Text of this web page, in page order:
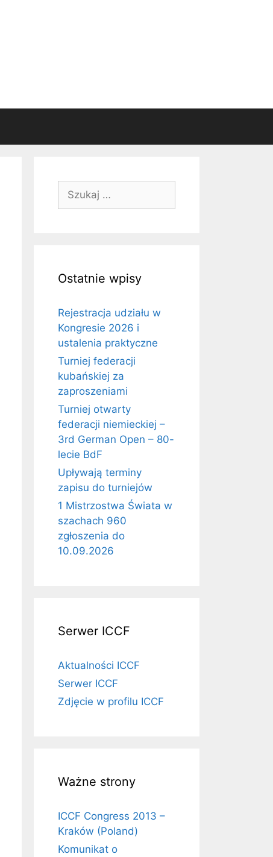
Ostatnie wpisy
Rejestracja udziału w
Kongresie 2026 i
ustalenia praktyczne
Turniej federacji
kubańskiej za
zaproszeniami
Turniej otwarty
federacji niemieckiej –
3rd German Open – 80-
lecie BdF
Upływają terminy
zapisu do turniejów
1 Mistrzostwa Świata w
szachach 960
zgłoszenia do
10.09.2026
Serwer ICCF
Aktualności ICCF
Serwer ICCF
Zdjęcie w profilu ICCF
Ważne strony
ICCF Congress 2013 –
Kraków (Poland)
Komunikat o